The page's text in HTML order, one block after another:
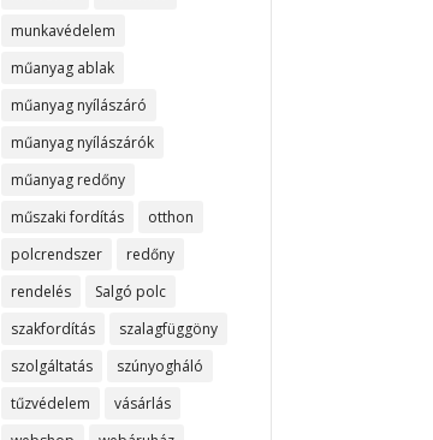
munkavédelem
műanyag ablak
műanyag nyílászáró
műanyag nyílászárók
műanyag redőny
műszaki fordítás
otthon
polcrendszer
redőny
rendelés
Salgó polc
szakfordítás
szalagfüggöny
szolgáltatás
szúnyogháló
tűzvédelem
vásárlás